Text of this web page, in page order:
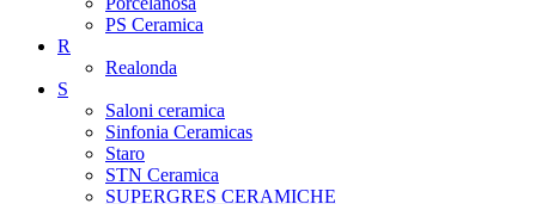
PS Ceramica
R
Realonda
S
Saloni ceramica
Sinfonia Ceramicas
Staro
STN Ceramica
SUPERGRES CERAMICHE